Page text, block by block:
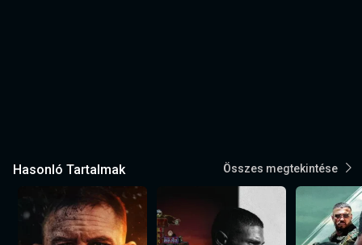
Hasonló Tartalmak Összes megtekintése